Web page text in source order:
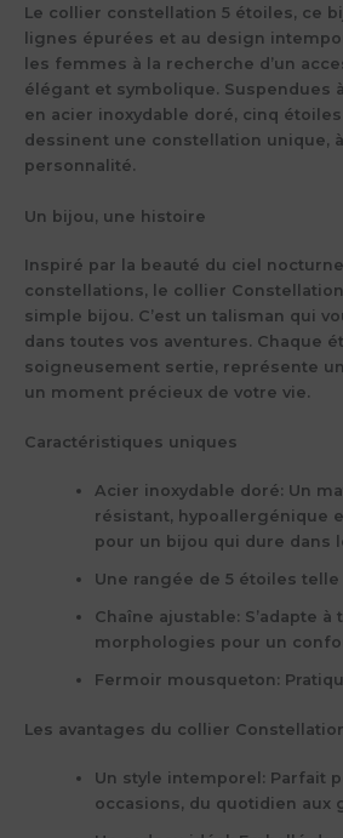
Le collier constellation 5 étoiles, ce
lignes épurées et au design
les femmes à la recherche d’un
élégant et symbolique. Suspendues
en acier inoxydable doré, cinq
dessinent une constellation unique,
personnalité.
Un bijou, une histoire
Inspiré par la beauté du ciel
constellations, le collier
simple bijou. C’est un talisman qui
dans toutes vos aventures. Chaque
soigneusement sertie, représente
un moment précieux de votre vie.
Caractéristiques uniques
Acier inoxydable doré: Un
résistant, hypoallergénique
pour un bijou qui dure dans
Une rangée de 5 étoiles telle
Chaîne ajustable: S’adapte à
morphologies pour un
Fermoir mousqueton:
Les avantages du collier
Un style intemporel: Parfait
occasions, du quotidien aux